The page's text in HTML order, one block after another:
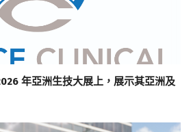
年亞洲生技大展上，展示其亞洲及